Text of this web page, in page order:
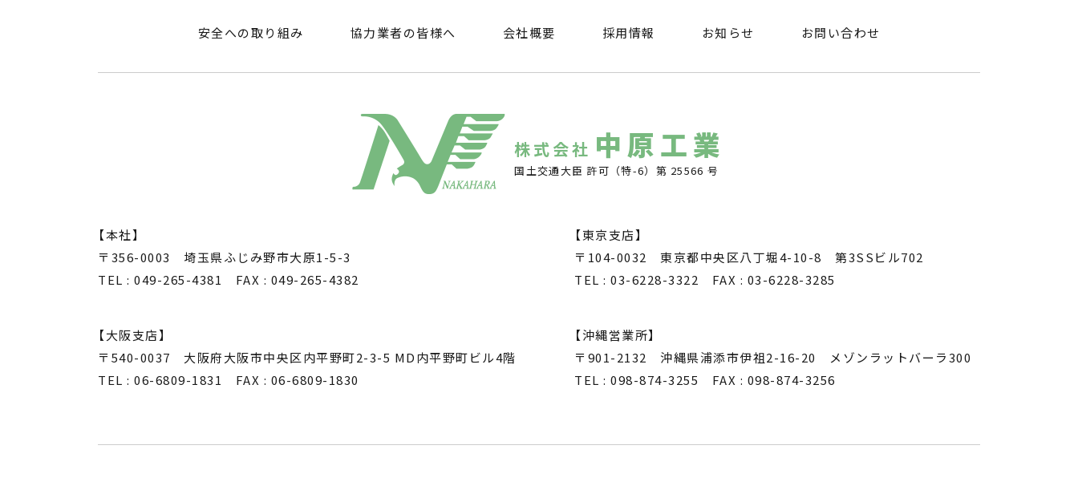
安全への取り組み 協力業者の皆様へ 会社概要 採用情報 お知らせ お問い合わせ
株式会社 中原工業
国土交通大臣 許可（特-6）第 25566 号
【本社】
〒356-0003 埼玉県ふじみ野市大原1-5-3
TEL : 049-265-4381 FAX : 049-265-4382
【東京支店】
〒104-0032 東京都中央区八丁堀4-10-8 第3SSビル702
TEL : 03-6228-3322 FAX : 03-6228-3285
【大阪支店】
〒540-0037 大阪府大阪市中央区内平野町2-3-5 MD内平野町ビル4階
TEL : 06-6809-1831 FAX : 06-6809-1830
【沖縄営業所】
〒901-2132 沖縄県浦添市伊祖2-16-20 メゾンラットバーラ300
TEL : 098-874-3255 FAX : 098-874-3256